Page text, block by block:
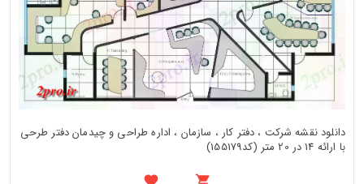
دانلود نقشه شرکت ، دفتر کار ، سازمان ، اداره طراحی و چیدمان دفتر طرحی
با ارائه 14 در 20 متر (کد155179)